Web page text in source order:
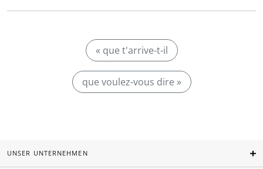
« que t'arrive-t-il
que voulez-vous dire »
UNSER UNTERNEHMEN